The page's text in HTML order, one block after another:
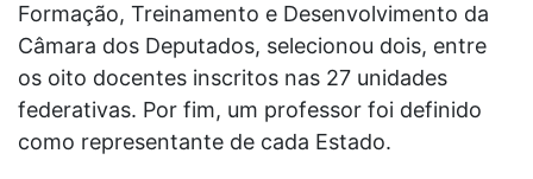
Formação, Treinamento e Desenvolvimento da
Câmara dos Deputados, selecionou dois, entre
os oito docentes inscritos nas 27 unidades
federativas. Por fim, um professor foi definido
como representante de cada Estado.